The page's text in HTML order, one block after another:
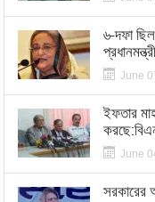
৬-দফা
প্রধানমন্ত্রী
June
ইফতার
June
সরকারের